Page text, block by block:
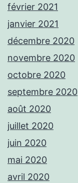
février 2021
janvier 2021
décembre 2020
novembre 2020
octobre 2020
septembre 2020
août 2020
juillet 2020
juin 2020
mai 2020
avril 2020